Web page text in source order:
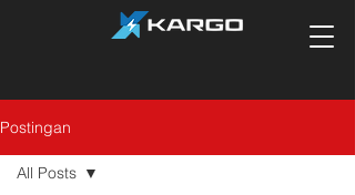
Postingan
All Posts